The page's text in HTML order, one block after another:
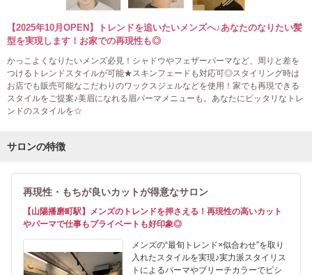
【2025年10月OPEN】トレンドを追いたいメンズへ♪あなたのなりたい髪
型を実現します！お家での再現性も◎
かっこよくなりたいメンズ必見！シャドウやフェザーパーマなど、周りと差を
つけるトレンドスタイルが可能★スキンフェードも対応可◎スタイリング時は
お店でも販売可能なこだわりのワックスジェルなどを使用！家でも再現できる
スタイルをご提案♪美眉になれる眉パーマメニューも。あなたにピッタリなトレ
ンドのスタイルを☆
サロンの特徴
再現性・もちが良いカットが得意なサロン
【山陽播磨町駅】メンズのトレンドを押さえる！再現性の高いカット
やパーマで仕事もプライベートも好印象◎
メンズの“最旬トレンド×似合わせ”を取り
入れたスタイルを実現♪実力派スタイリス
トによるパーマやブリーチカラーでビシ